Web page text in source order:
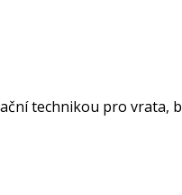
technikou pro